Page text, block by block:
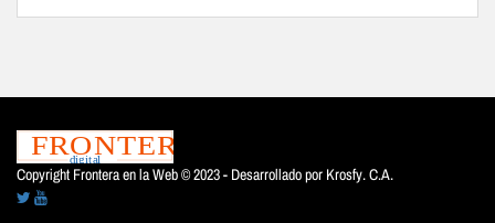
Copyright Frontera en la Web © 2023 - Desarrollado por Krosfy. C.A.